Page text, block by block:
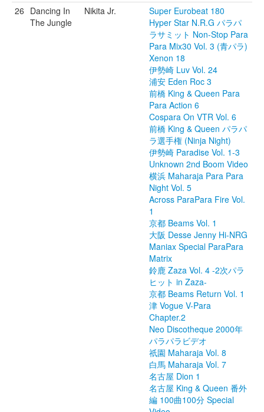
26 Dancing In
The Jungle
Nikita Jr.
Super Eurobeat 180
Hyper Star N.R.G パラパ
ラサミット Non-Stop Para
Para Mix30 Vol. 3 (青パラ)
Xenon 18
伊勢崎 Luv Vol. 24
浦安 Eden Roc 3
前橋 King & Queen Para
Para Action 6
Cospara On VTR Vol. 6
前橋 King & Queen パラパ
ラ選手権 (Ninja Night)
伊勢崎 Paradise Vol. 1-3
Unknown 2nd Boom Video
横浜 Maharaja Para Para
Night Vol. 5
Across ParaPara Fire Vol.
1
京都 Beams Vol. 1
大阪 Desse Jenny Hi-NRG
Maniax Special ParaPara
Matrix
鈴鹿 Zaza Vol. 4 -2次パラ
ヒット in Zaza-
京都 Beams Return Vol. 1
津 Vogue V-Para
Chapter.2
Neo Discotheque 2000年
パラパラビデオ
祇園 Maharaja Vol. 8
白馬 Maharaja Vol. 7
名古屋 Dion 1
名古屋 King & Queen 番外
編 100曲100分 Special